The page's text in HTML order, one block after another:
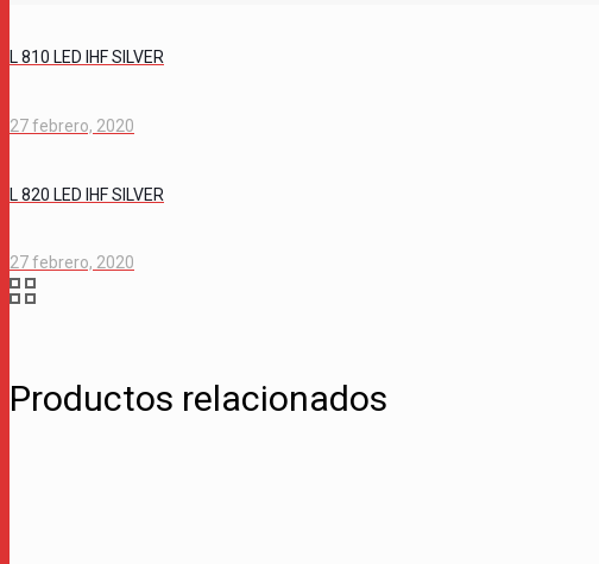
L 810 LED IHF SILVER
27 febrero, 2020
L 820 LED IHF SILVER
27 febrero, 2020
Productos relacionados